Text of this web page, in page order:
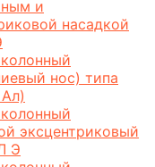
и
насадкой
нос) типа
эксцентриковый
Э